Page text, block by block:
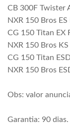
CB 300F Twister
NXR 150 Bros
CG 150 Titan EX
NXR 150 Bros
CG 150 Titan
NXR 150 Bros
Obs: valor
Garantia: 90 dias.